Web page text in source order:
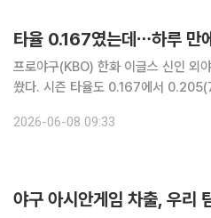
타율 0.167였는데⋯하루 만
프로야구(KBO) 한화 이글스 신인 외
쐈다. 시즌 타율도 0.167에서 0.205(78타수 16안타
발 출전해 6타수 4안타 3득점을 기록
2026-06-08 09:33
야구 아시안게임 차출, 우리